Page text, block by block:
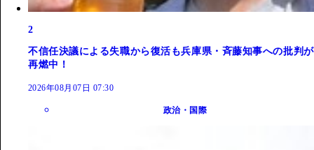
2
不信任決議による失職から復活も兵庫県・斉藤知事への批判が
再燃中！
2026年08月07日 07:30
政治・国際